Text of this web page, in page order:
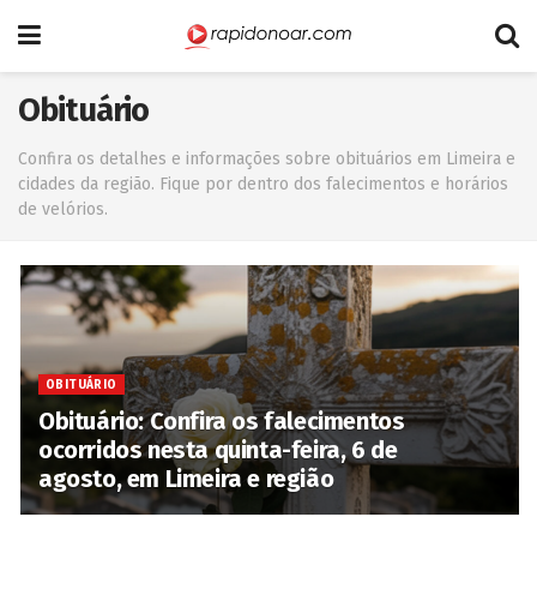
Obituário
Confira os detalhes e informações sobre obituários em Limeira e
cidades da região. Fique por dentro dos falecimentos e horários
de velórios.
OBITUÁRIO
Obituário: Confira os falecimentos
ocorridos nesta quinta-feira, 6 de
agosto, em Limeira e região